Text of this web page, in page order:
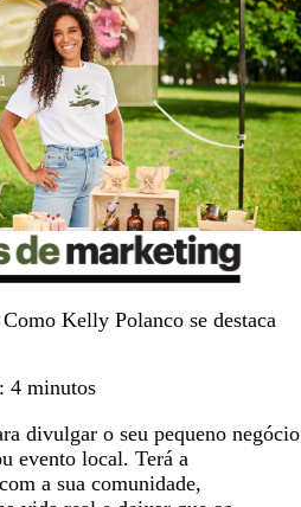
Kelly Polanco se destaca
4 minutos
divulgar o seu pequeno negócio
evento local. Terá a
a sua comunidade,